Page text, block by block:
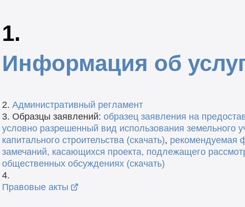
1.
Информация об
2. Административный регламент
3. Образцы заявлений: образец заявления на
условно разрешенный вид использования земельного
капитального строительства (скачать), рекомендуемая
замечаний, касающихся проекта, подлежащего
общественных обсуждениях (скачать)
4.
Правовые акты